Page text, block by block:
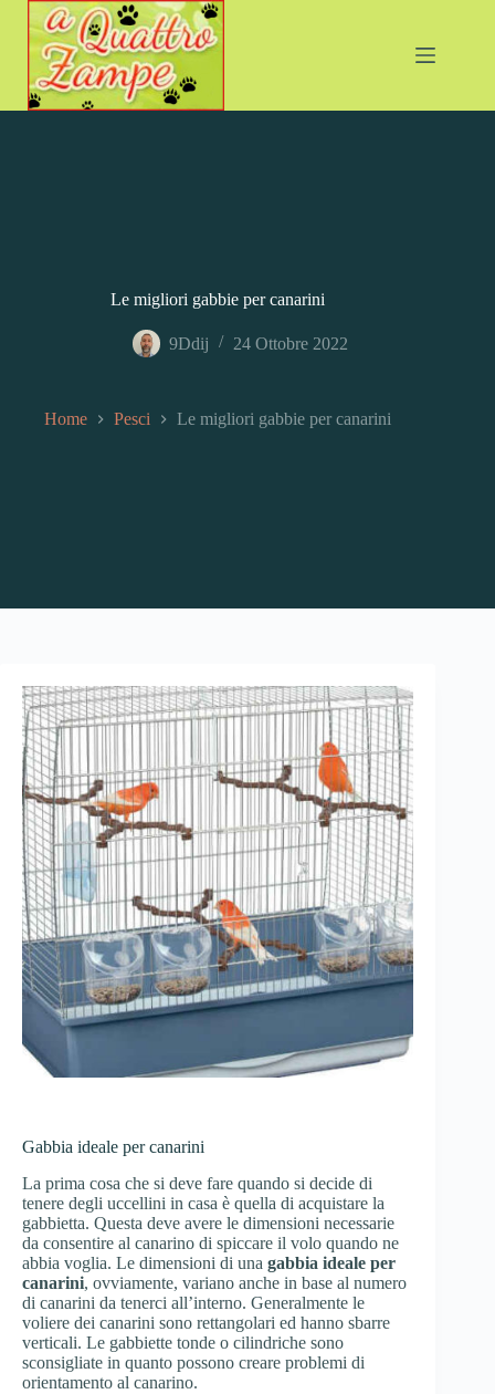
Salta
contenuto
Le migliori gabbie per canarini
9Ddij 24 Ottobre 2022
Home Pesci Le migliori gabbie per canarini
Gabbia ideale per canarini
La prima cosa che si deve fare quando si decide di
tenere degli uccellini in casa è quella di acquistare la
gabbietta. Questa deve avere le dimensioni necessarie
da consentire al canarino di spiccare il volo quando ne
abbia voglia. Le dimensioni di una gabbia ideale per
canarini, ovviamente, variano anche in base al numero
di canarini da tenerci all’interno. Generalmente le
voliere dei canarini sono rettangolari ed hanno sbarre
verticali. Le gabbiette tonde o cilindriche sono
sconsigliate in quanto possono creare problemi di
orientamento al canarino.